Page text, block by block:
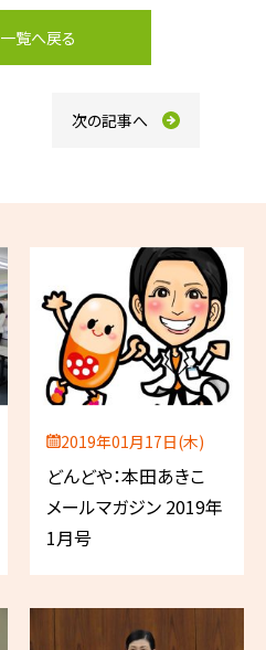
e
一覧へ戻る
次の記事へ
2019年01月17日(木)
どんどや：本田あきこ
メールマガジン 2019年
1月号